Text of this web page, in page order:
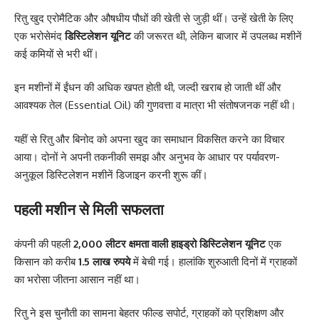
रितु खुद एरोमैटिक और औषधीय पौधों की खेती से जुड़ी थीं। उन्हें खेती के लिए
एक भरोसेमंदडिस्टिलेशन यूनिटकी जरूरत थी, लेकिन बाजार में उपलब्ध मशीनें
कई कमियों से भरी थीं।
इन मशीनों में ईंधन की अधिक खपत होती थी, जल्दी खराब हो जाती थीं और
आवश्यक तेल (Essential Oil) की गुणवत्ता व मात्रा भी संतोषजनक नहीं थी।
यहीं से रितु और बिनोद को अपना खुद का समाधान विकसित करने का विचार
आया। दोनों ने अपनी तकनीकी समझ और अनुभव के आधार पर पर्यावरण-
अनुकूल डिस्टिलेशन मशीनें डिजाइन करनी शुरू कीं।
पहली मशीन से मिली सफलता
कंपनी की पहली2,000 लीटर क्षमता वाली हाइड्रो डिस्टिलेशन यूनिटएक
किसान को करीब1.5 लाख रुपयेमें बेची गई। हालांकि शुरुआती दिनों में ग्राहकों
का भरोसा जीतना आसान नहीं था।
रितु ने इस चुनौती का सामना बेहतर फील्ड सपोर्ट, ग्राहकों को प्रशिक्षण और